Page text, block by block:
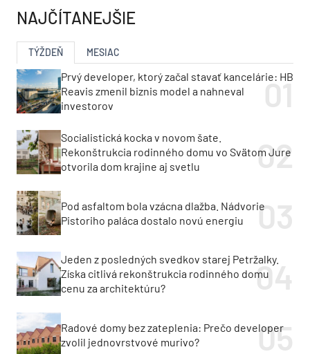
NAJČÍTANEJŠIE
TÝŽDEŇ MESIAC
Prvý developer, ktorý začal stavať kancelárie: HB
Reavis zmenil biznis model a nahneval
investorov
Socialistická kocka v novom šate.
Rekonštrukcia rodinného domu vo Svätom Jure
otvorila dom krajine aj svetlu
Pod asfaltom bola vzácna dlažba. Nádvorie
Pistoriho paláca dostalo novú energiu
Jeden z posledných svedkov starej Petržalky.
Získa citlivá rekonštrukcia rodinného domu
cenu za architektúru?
Radové domy bez zateplenia: Prečo developer
zvolil jednovrstvové murivo?